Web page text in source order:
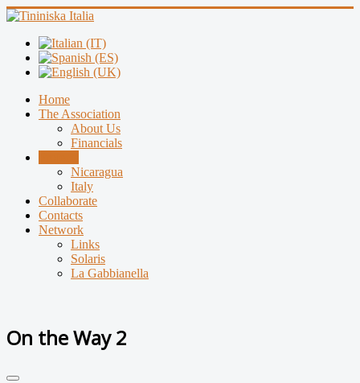
Home
The Association
About Us
Financials
Nicaragua
Italy
Collaborate
Contacts
Network
Links
Solaris
La Gabbianella
On the Way 2